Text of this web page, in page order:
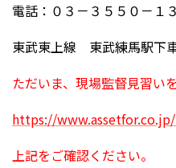
電話：０３－３５５０－１
東武東上線 東武練馬駅下
ただいま、現場監督見習い
https://
上記をご確認ください。